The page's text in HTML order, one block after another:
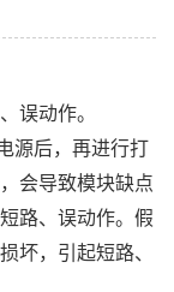
误动作。
源后，再进行打
会导致模块缺点
路、误动作。假
坏，引起短路、